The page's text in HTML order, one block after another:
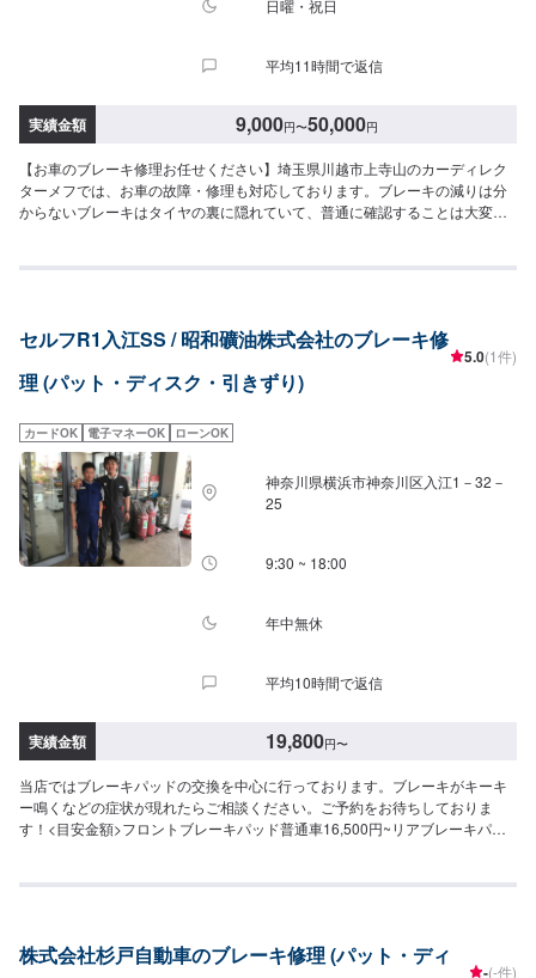
日曜・祝日
平均11時間で返信
実績金額 9,000円〜50,000円
【お車のブレーキ修理お任せください】埼玉県川越市上寺山のカーディレク
ターメフでは、お車の故障・修理も対応しております。ブレーキの減りは分
からないブレーキはタイヤの裏に隠れていて、普通に確認することは大変な
「ゴォー」という音がしはじめます。これは大変に危険ですので早めの交換
客様のトータルカーライフをサポート。まずはお気軽にご相談ください！
【パーツについて】パーツの持ち込み・ご購入も可能です。ご希望のお客様
は車種情報と、持ち込み・ご購入希望の旨をオファー備考欄にご記載くださ
負担となります【営業時間・定休日】営業時間:9:00〜20:00定休日
セルフR1入江SS / 昭和礦油株式会社のブレーキ修
理 (パット・ディスク・引きずり)
5.0(1件)
カードOK 電子マネーOK ローンOK
神奈川県横浜市神奈川区入江1－32－
25
9:30 ~ 18:00
年中無休
平均10時間で返信
実績金額 19,800円〜
当店ではブレーキパッドの交換を中心に行っております。ブレーキがキーキ
ー鳴くなどの症状が現れたらご相談ください。ご予約をお待ちしておりま
す！<目安金額>フロントブレーキパッド普通車16,500円~リアブレーキパッ
ー(4枚)8,800円~工賃11,000円~
株式会社杉戸自動車のブレーキ修理 (パット・ディ
-(-件)